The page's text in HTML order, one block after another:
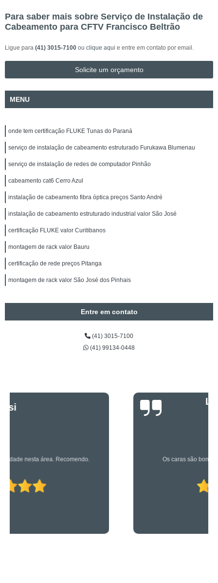
Para saber mais sobre Serviço de Instalação de
Cabeamento para CFTV Francisco Beltrão
Ligue para (41) 3015-7100 ou clique aqui e entre em contato por email.
Solicite um orçamento
MENU
onde tem certificação FLUKE Tunas do Paraná
serviço de instalação de cabeamento estruturado Furukawa Blumenau
serviço de instalação de redes de computador Pinhão
cabeamento cat6 Cerro Azul
instalação de cabeamento fibra óptica preços Santo André
instalação de cabeamento estruturado industrial valor São José
certificação FLUKE valor Curitibanos
montagem de rack valor Bauru
certificação de rede preços Pitanga
montagem de rack valor São José dos Pinhais
Entre em contato
(41) 3015-7100
(41) 99134-0448
Luciano Rueda
Os caras são bons mesmo! Profissionais de primeira!